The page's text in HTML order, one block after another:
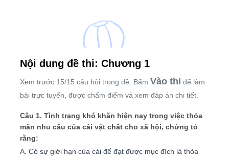
Nội dung đề thi: Chương 1
Xem trước 15/15 câu hỏi trong đề. Bấm Vào thi để làm
bài trực tuyến, được chấm điểm và xem đáp án chi tiết.
Câu 1. Tình trạng khó khăn hiện nay trong việc thỏa
mãn nhu cầu của cải vật chất cho xã hội, chứng tỏ
rằng:
A. Có sự giới hạn của cải để đạt được mục đích là thỏa